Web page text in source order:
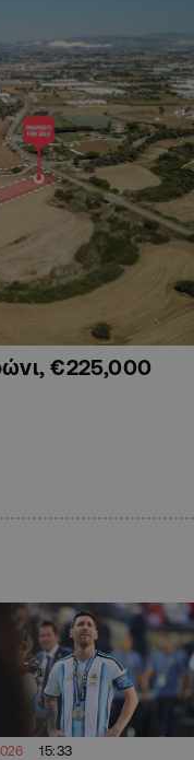
€225,000
15:33